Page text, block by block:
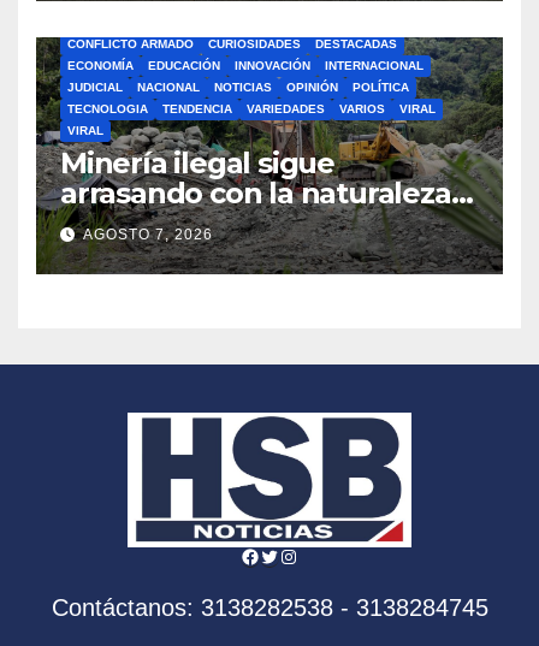
CONFLICTO ARMADO
CURIOSIDADES
DESTACADAS
ECONOMÍA
EDUCACIÓN INNOVACIÓN
INTERNACIONAL
JUDICIAL
NACIONAL NOTICIAS OPINIÓN
POLÍTICA
TECNOLOGIA
TENDENCIA VARIEDADES VARIOS
VIRAL
VIRAL
Minería ilegal sigue
arrasando con la naturaleza
en el departamento de
Nariño
AGOSTO 7, 2026
Facebook
Twitter
Instagram
Contáctanos: 3138282538 - 3138284745